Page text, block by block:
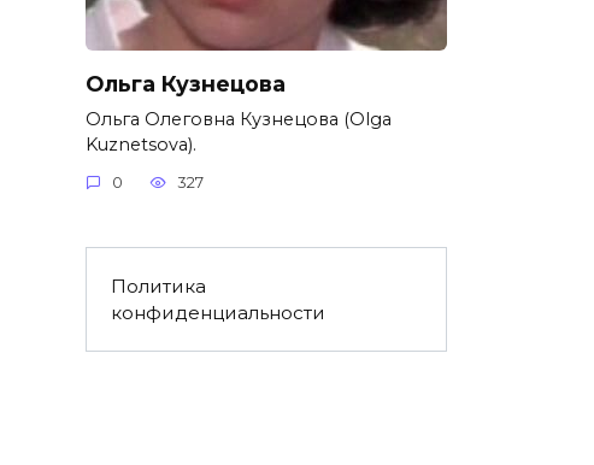
Ольга Кузнецова
Ольга Олеговна Кузнецова (Olga
Kuznetsova).
0 327
Политика
конфиденциальности